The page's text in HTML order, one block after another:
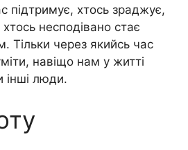
підтримує, хтось зраджує,
несподівано стає
Тільки через якийсь час
навіщо нам у житті
інші люди.